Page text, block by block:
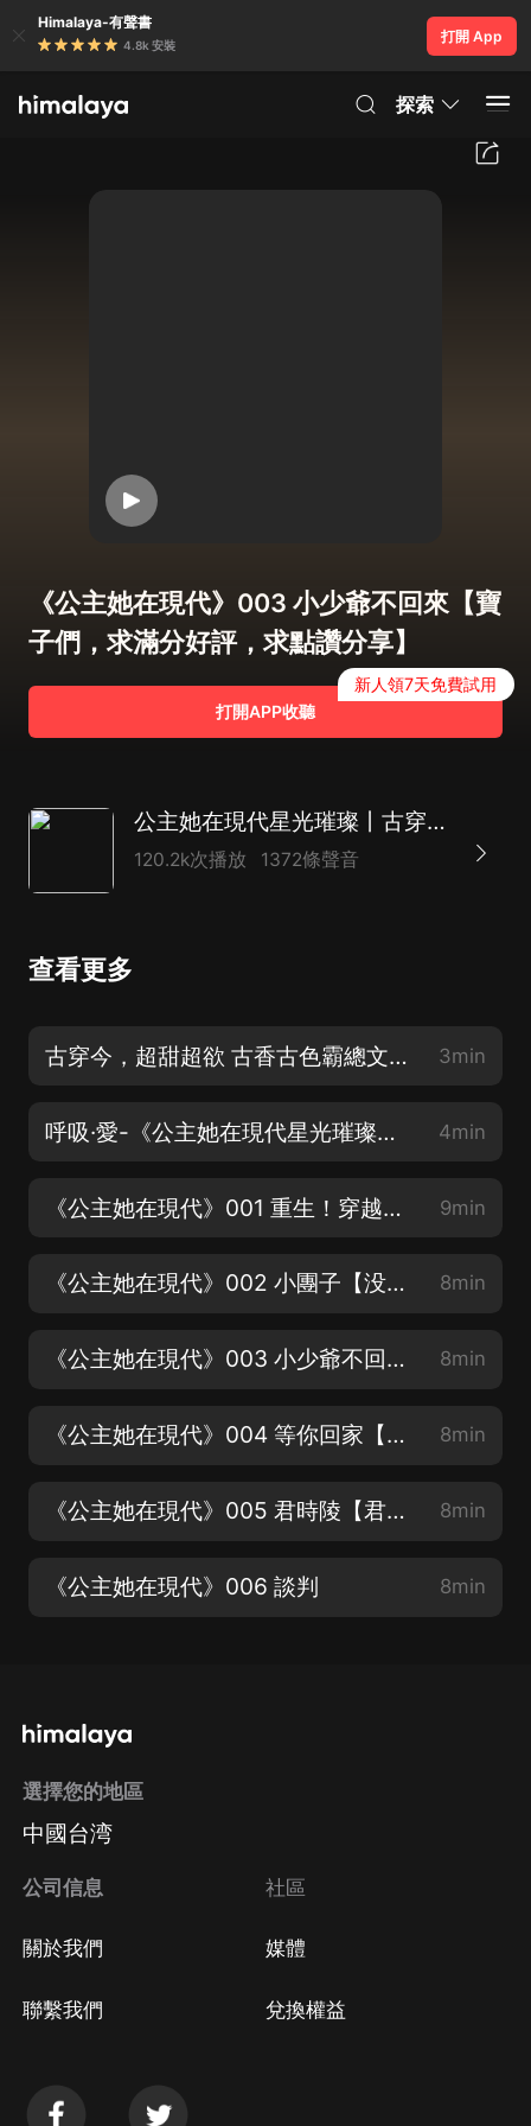
Himalaya-有聲書
4.8k 安裝
打開 App
探索
《公主她在現代》003 小少爺不回來【寶
子們，求滿分好評，求點讚分享】
打開APP收聽
新人領7天免費試用
公主她在現代星光璀璨丨古穿今丨娛樂圈雙強 超甜霸道總裁丨多人有聲劇
120.2k次播放 1372條聲音
查看更多
古穿今，超甜超欲 古香古色霸總文《公主她在現代星光璀璨》精彩預告。特别鳴謝：單梁 3min
呼吸·愛-《公主她在現代星光璀璨》主題曲 演唱：妙兒姐 小靠koa 4min
《公主她在現代》001 重生！穿越千年，她來了！【新書上架，求訂閱求滿分好評】 9min
《公主她在現代》002 小團子【没錯，這本書還有萌寶！】 8min
《公主她在現代》003 小少爺不回來【寶子們，求滿分好評，求點讚分享】 8min
《公主她在現代》004 等你回家【妙兒姐謝必安再度聯手，齁甜齁甜的】 8min
《公主她在現代》005 君時陵【君時陵=謝必安，表白謝必安！】 8min
《公主她在現代》006 談判 8min
選擇您的地區
中國台湾
公司信息
關於我們
聯繫我們
社區
媒體
兌換權益